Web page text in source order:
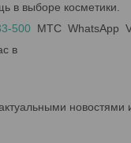
в выборе косметики.
500 МТС WhatsApp
в